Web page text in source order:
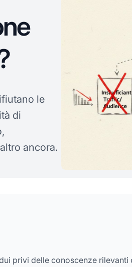
le
di
ancora.
privi delle conoscenze rilevanti